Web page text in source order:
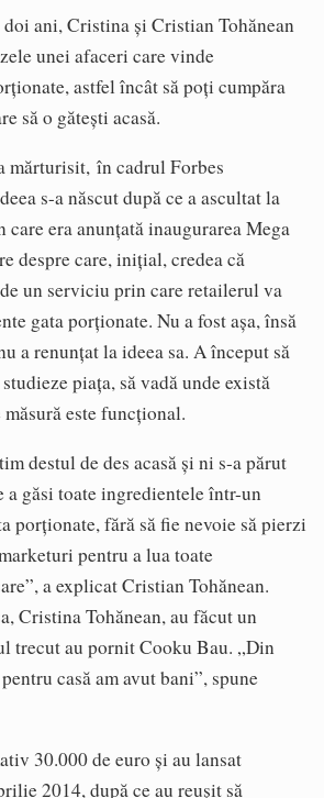
ani, Cristina și Cristian Tohănean
unei afaceri care vinde
astfel încât să poți cumpăra
să o gătești acasă.
mărturisit, în cadrul Forbes
s-a născut după ce a ascultat la
era anunțată inaugurarea Mega
despre care, inițial, credea că
un serviciu prin care retailerul va
gata porționate. Nu a fost așa, însă
a renunțat la ideea sa. A început să
piața, să vadă unde există
este funcțional.
destul de des acasă și ni s-a părut
a găsi toate ingredientele într-un
porționate, fără să fie nevoie să pierzi
pentru a lua toate
a explicat Cristian Tohănean.
Cristina Tohănean, au făcut un
trecut au pornit Cooku Bau. „Din
casă am avut bani”, spune
30.000 de euro și au lansat
2014, după ce au reușit să